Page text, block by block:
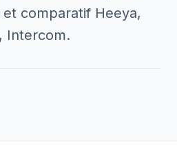
et comparatif Heeya,
Intercom.